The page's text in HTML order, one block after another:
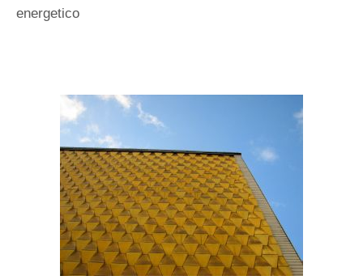
energetico